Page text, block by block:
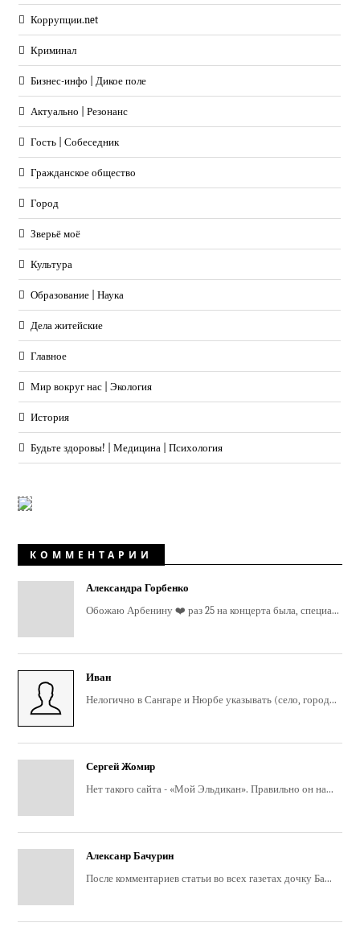
Коррупции.net
Криминал
Бизнес-инфо | Дикое поле
Актуально | Резонанс
Гость | Собеседник
Гражданское общество
Город
Зверьё моё
Культура
Образование | Наука
Дела житейские
Главное
Мир вокруг нас | Экология
История
Будьте здоровы! | Медицина | Психология
КОММЕНТАРИИ
Александра Горбенко
Обожаю Арбенину ❤️ раз 25 на концерта была, специа...
Иван
Нелогично в Сангаре и Нюрбе указывать (село, город...
Сергей Жомир
Нет такого сайта - «Мой Эльдикан». Правильно он на...
Алексанр Бачурин
После комментариев статьи во всех газетах дочку Ба...